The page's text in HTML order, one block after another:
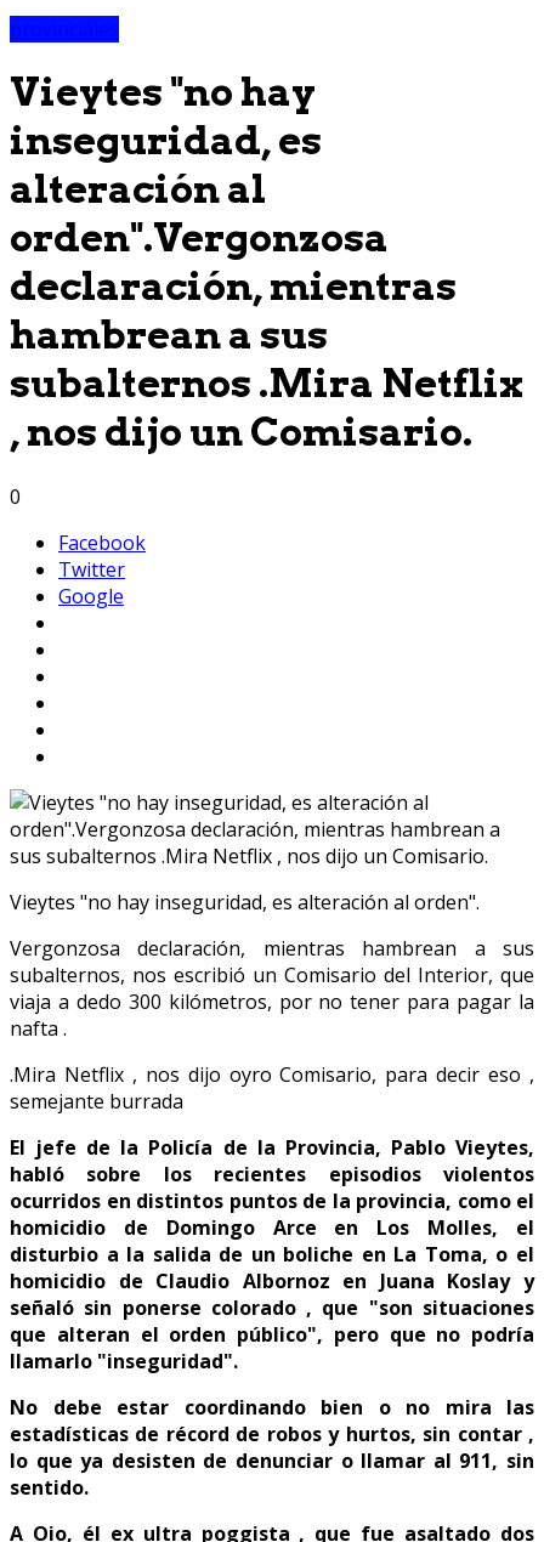
Vieytes "no hay
inseguridad, es
alteración al
orden".Vergonzosa
declaración, mientras
hambrean a sus
subalternos .Mira Netflix
, nos dijo un Comisario.
0
Facebook
Twitter
Google
Vieytes "no hay inseguridad, es alteración al orden".
Vergonzosa declaración, mientras hambrean a sus
subalternos, nos escribió un Comisario del Interior, que
viaja a dedo 300 kilómetros, por no tener para pagar la
nafta .
.Mira Netflix , nos dijo oyro Comisario, para decir eso ,
semejante burrada
El jefe de la Policía de la Provincia, Pablo Vieytes,
habló sobre los recientes episodios violentos
ocurridos en distintos puntos de la provincia, como el
homicidio de Domingo Arce en Los Molles, el
disturbio a la salida de un boliche en La Toma, o el
homicidio de Claudio Albornoz en Juana Koslay y
señaló sin ponerse colorado , que "son situaciones
que alteran el orden público", pero que no podría
llamarlo "inseguridad".
No debe estar coordinando bien o no mira las
estadísticas de récord de robos y hurtos, sin contar ,
lo que ya desisten de denunciar o llamar al 911, sin
sentido.
A Oio, él ex ultra poggista , que fue asaltado dos